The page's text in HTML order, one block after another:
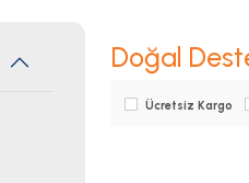
Doğal
Ücretsiz Kargo